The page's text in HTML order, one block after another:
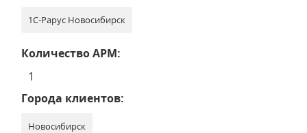
1С-Рарус Новосибирск
Количество АРМ:
1
Города клиентов:
Новосибирск